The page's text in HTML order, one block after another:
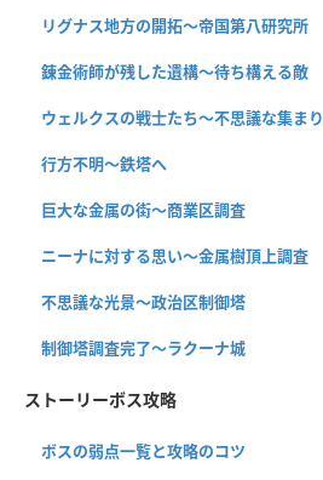
リグナス地方の開拓〜帝国第八研究所
錬金術師が残した遺構〜待ち構える敵
ウェルクスの戦士たち〜不思議な集まり
行方不明〜鉄塔へ
巨大な金属の街〜商業区調査
ニーナに対する思い〜金属樹頂上調査
不思議な光景〜政治区制御塔
制御塔調査完了〜ラクーナ城
ストーリーボス攻略
ボスの弱点一覧と攻略のコツ